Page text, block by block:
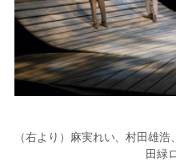
（右より）麻実れい、村田雄
田緑